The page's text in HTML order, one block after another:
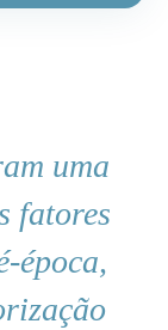
uma
fatores
época,